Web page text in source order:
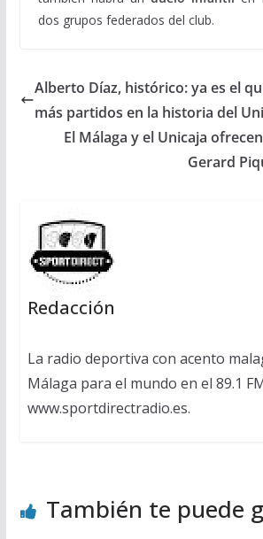
dos grupos federados del club.
Alberto Díaz, histórico: ya es el
más partidos en la historia del
El Málaga y el Unicaja
Gerard
Redacción
La radio deportiva con acento
Málaga para el mundo en el 89.1
www.sportdirectradio.es.
También te puede